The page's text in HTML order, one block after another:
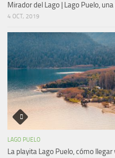
Mirador del Lago | Lago Puelo,
4 OCT, 2019
LAGO PUELO
La playita Lago Puelo, cómo